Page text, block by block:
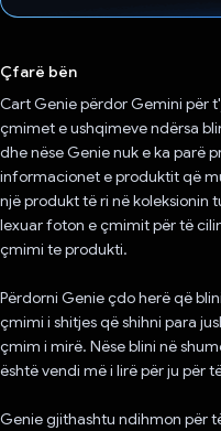
Çfarë bën
Cart Genie përdor Gemini për
çmimet e ushqimeve ndërsa
dhe nëse Genie nuk e ka parë
informacionet e produktit që
një produkt të ri në koleksionin
lexuar foton e çmimit për të
çmimi te produkti.
Përdorni Genie çdo herë që
çmimi i shitjes që shihni para
çmim i mirë. Nëse blini në
është vendi më i lirë për ju për
Genie gjithashtu ndihmon për